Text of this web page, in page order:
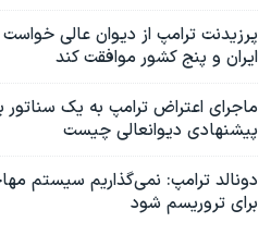
پرزیدنت ترامپ از دیوان عالی
ایران و پنج کشور موافقت کند
ماجرای اعتراض ترامپ به یک سناتور
پیشنهادی دیوانعالی چیست
دونالد ترامپ: نمی‌گذاریم سیستم
برای تروریسم شود